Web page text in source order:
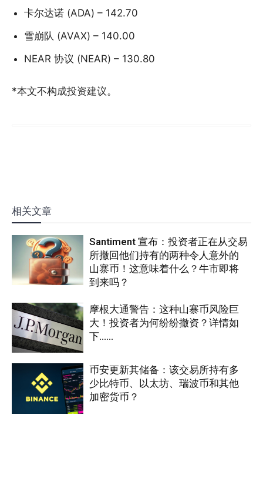
卡尔达诺 (ADA) – 142.70
雪崩队 (AVAX) – 140.00
NEAR 协议 (NEAR) – 130.80
*本文不构成投资建议。
相关文章
Santiment 宣布：投资者正在从交易
所撤回他们持有的两种令人意外的
山寨币！这意味着什么？牛市即将
到来吗？
摩根大通警告：这种山寨币风险巨
大！投资者为何纷纷撤资？详情如
下……
币安更新其储备：该交易所持有多
少比特币、以太坊、瑞波币和其他
加密货币？